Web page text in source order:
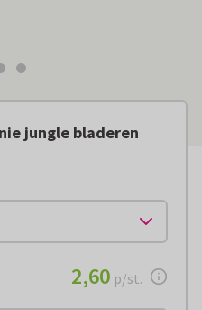
jungle bladeren
€ 2,60per stuk
2,60 p/st.